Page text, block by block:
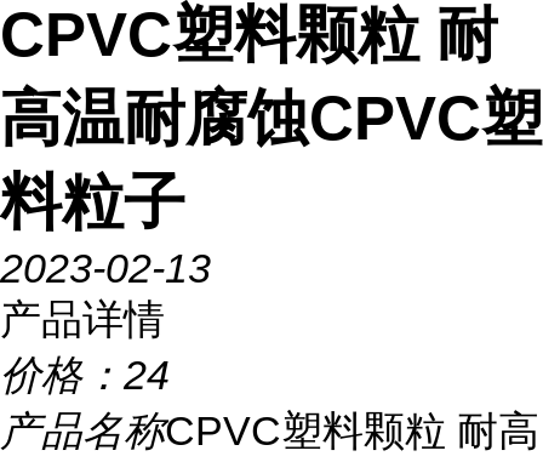
CPVC塑料颗粒 耐
高温耐腐蚀CPVC塑
料粒子
2023-02-13
产品详情
价格： 24
产品名称CPVC塑料颗粒 耐高